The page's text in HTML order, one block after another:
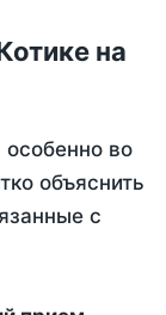
на
во
объяснить
с